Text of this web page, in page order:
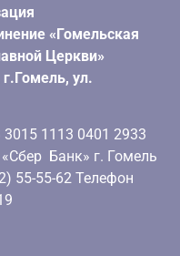
«Гомельская
Церкви»
ул.
1113 0401 2933
«Сбер Банк» г. Гомель
55-55-62 Телефон